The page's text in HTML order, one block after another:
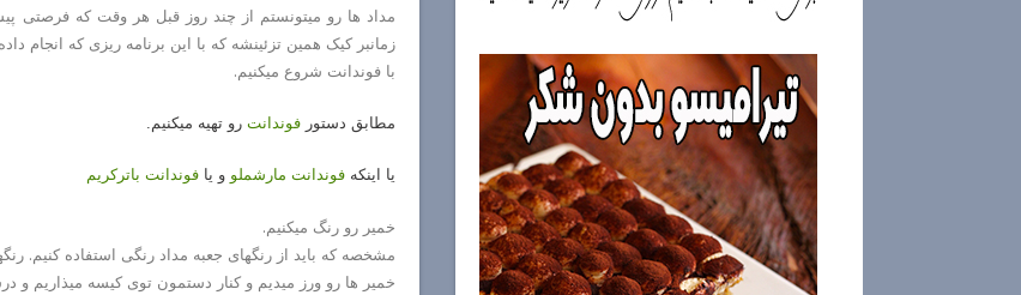
مداد ها رو میتونستم از چند روز قبل هر وقت که
زمانبر کیک همین تزئینشه که با این برنامه ریزی که انجام
با فوندانت شروع میکنیم.
مطابق دستور فوندانت رو تهيه ميكنيم.
یا اینکه فوندانت مارشملو و یا فوندانت باترکریم
خمیر رو رنگ میکنیم.
مشخصه که باید از رنگهای جعبه مداد رنگی استفاده کنیم.
خمیر ها رو ورز میدیم و کنار دستمون توی کیسه میذاریم و